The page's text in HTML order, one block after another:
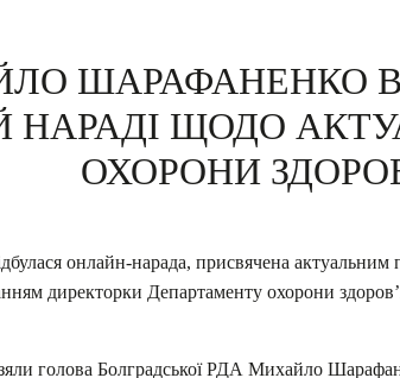
ШАРАФАНЕНКО
НАРАДІ ЩОДО
ОХОРОНИ
онлайн-нарада, присвячена
директорки Департаменту охорони
голова Болградської РДА Михайло